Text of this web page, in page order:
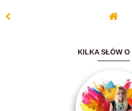
KILKA SŁÓW O